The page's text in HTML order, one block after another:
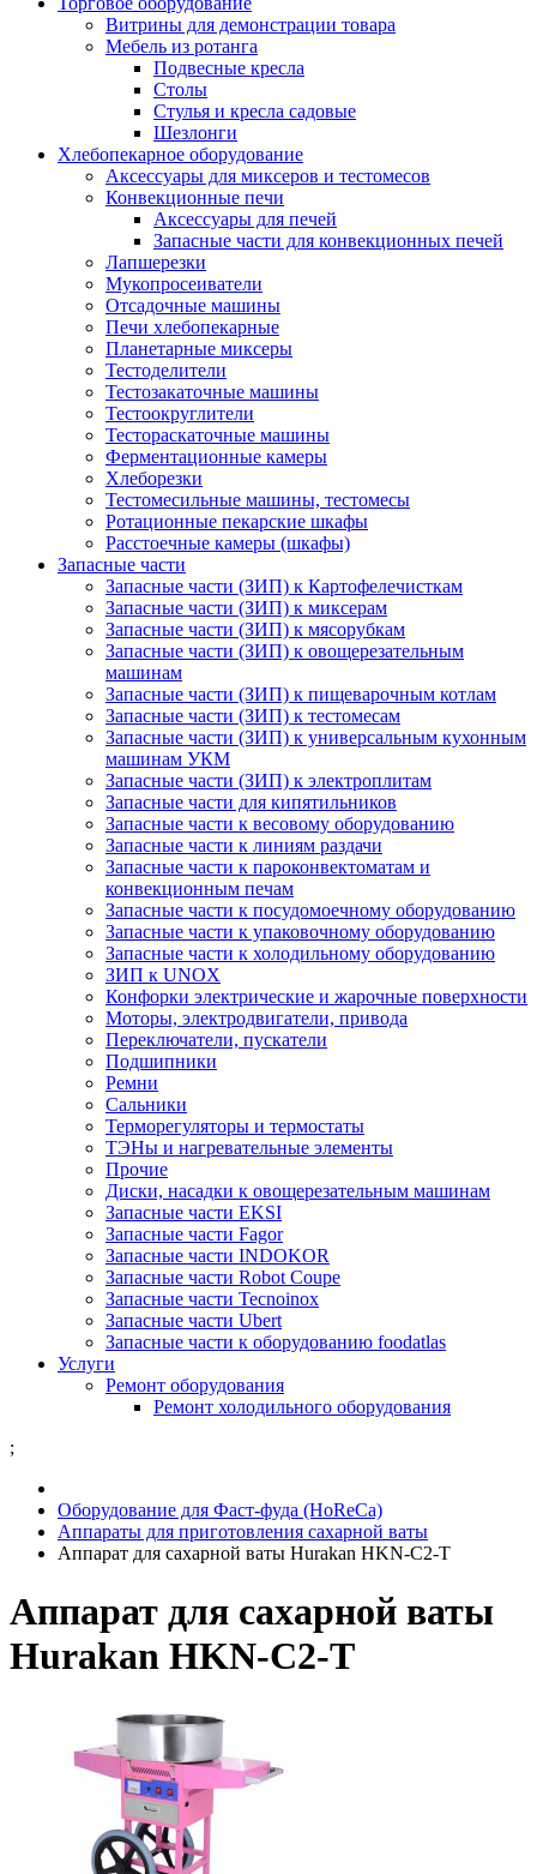
Витрины для демонстрации товара
Мебель из ротанга
Подвесные кресла
Столы
Стулья и кресла садовые
Шезлонги
Хлебопекарное оборудование
Аксессуары для миксеров и тестомесов
Конвекционные печи
Аксессуары для печей
Запасные части для конвекционных печей
Лапшерезки
Мукопросеиватели
Отсадочные машины
Печи хлебопекарные
Планетарные миксеры
Тестоделители
Тестозакаточные машины
Тестоокруглители
Тестораскаточные машины
Ферментационные камеры
Хлеборезки
Тестомесильные машины, тестомесы
Ротационные пекарские шкафы
Расстоечные камеры (шкафы)
Запасные части
Запасные части (ЗИП) к Картофелечисткам
Запасные части (ЗИП) к миксерам
Запасные части (ЗИП) к мясорубкам
Запасные части (ЗИП) к овощерезательным
машинам
Запасные части (ЗИП) к пищеварочным котлам
Запасные части (ЗИП) к тестомесам
Запасные части (ЗИП) к универсальным кухонным
машинам УКМ
Запасные части (ЗИП) к электроплитам
Запасные части для кипятильников
Запасные части к весовому оборудованию
Запасные части к линиям раздачи
Запасные части к пароконвектоматам и
конвекционным печам
Запасные части к посудомоечному оборудованию
Запасные части к упаковочному оборудованию
Запасные части к холодильному оборудованию
ЗИП к UNOX
Конфорки электрические и жарочные поверхности
Моторы, электродвигатели, привода
Переключатели, пускатели
Подшипники
Ремни
Сальники
Терморегуляторы и термостаты
ТЭНы и нагревательные элементы
Прочие
Диски, насадки к овощерезательным машинам
Запасные части EKSI
Запасные части Fagor
Запасные части INDOKOR
Запасные части Robot Coupe
Запасные части Tecnoinox
Запасные части Ubert
Запасные части к оборудованию foodatlas
Услуги
Ремонт оборудования
Ремонт холодильного оборудования
;
Оборудование для Фаст-фуда (HoReCa)
Аппараты для приготовления сахарной ваты
Аппарат для сахарной ваты Hurakan HKN-C2-T
Аппарат для сахарной ваты
Hurakan HKN-C2-T